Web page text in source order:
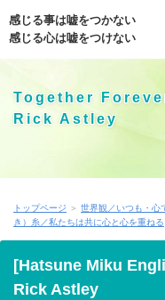
感じる事は嘘をつかない
感じる心は嘘をつけない
Together
Rick Astley
トップページ ＞ 世界観／いつも・心
き）糸／私たちは共に心と心を重ねる
[Hatsune Miku
Rick Astley